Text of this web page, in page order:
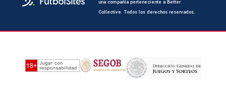
una compañía perteneciente a Better
Collective. Todos los derechos reservados.